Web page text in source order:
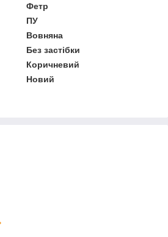
Фетр
ПУ
Вовняна
Без застібки
Коричневий
Новий